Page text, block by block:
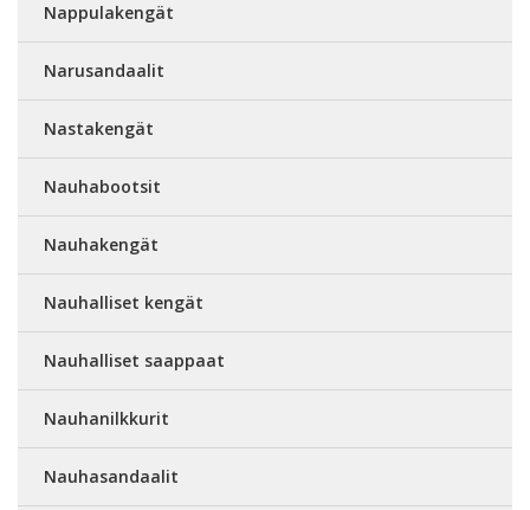
Nappulakengät
Narusandaalit
Nastakengät
Nauhabootsit
Nauhakengät
Nauhalliset kengät
Nauhalliset saappaat
Nauhanilkkurit
Nauhasandaalit